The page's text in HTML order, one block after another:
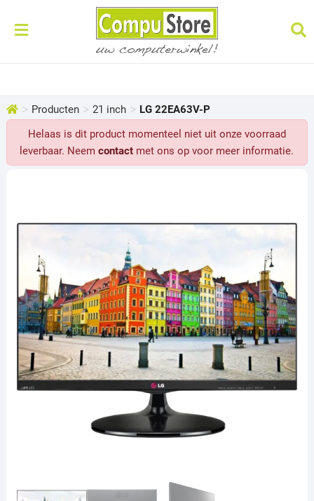
> Producten > 21 inch > LG 22EA63V-P
Helaas is dit product momenteel niet uit onze voorraad
leverbaar. Neemcontact met ons op voor meer informatie.